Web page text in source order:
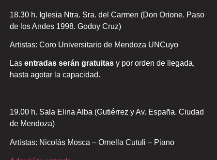
18.30 h. Iglesia Ntra. Sra. del Carmen (Don Orione. Paso
de los Andes 1998. Godoy Cruz)
Artistas: Coro Universitario de Mendoza UNCuyo
Las entradas serán gratuitas y por orden de llegada,
hasta agotar la capacidad.
19.00 h. Sala Elina Alba (Gutiérrez y Av. España. Ciudad
de Mendoza)
Artistas: Nicolás Mosca – Ornella Cutuli – Piano